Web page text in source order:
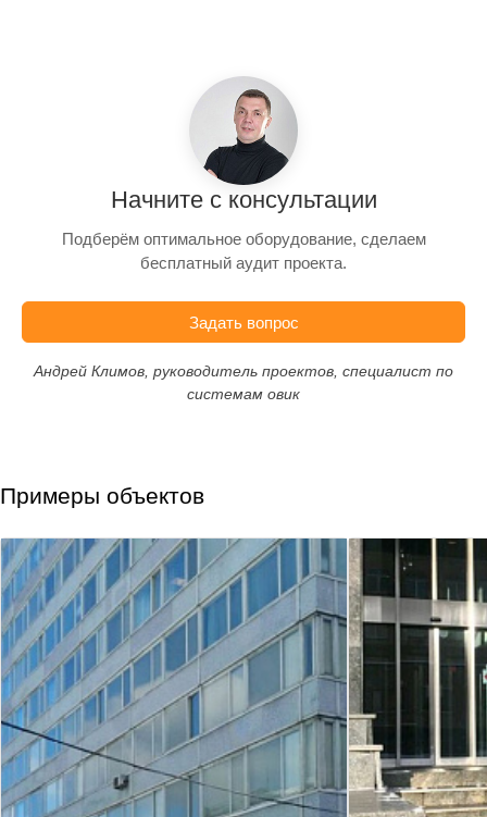
Начните с консультации
Подберём оптимальное оборудование, сделаем
бесплатный аудит проекта.
Задать вопрос
Андрей Климов, руководитель проектов, специалист по
системам овик
Примеры объектов